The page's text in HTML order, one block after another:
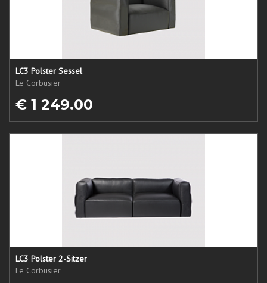
LC3 Polster Sessel
Le Corbusier
€ 1 249.00
LC3 Polster 2-Sitzer
Le Corbusier